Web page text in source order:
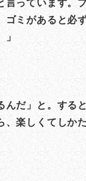
言っています。
ゴミがあると必
だ」と。する
楽しくてしか